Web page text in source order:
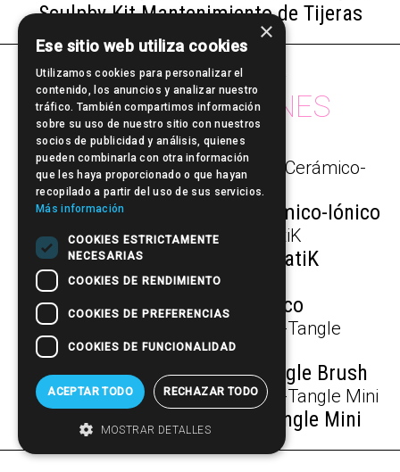
Sculpby Kit Mantenimiento de Tijeras
otros productos deSculp by
CEPILLOS & PEINES
Sculpby IONIC·C - Cepillo Cerámico-Iónico
Peines de Carbono A-StatiK
Sculpby Cepillo Térmico
Cepillo para desenredar i-Tangle Brush
Cepillo para desenredar i-Tangle Mini
×
Ese sitio web utiliza cookies
Utilizamos cookies para personalizar el
contenido, los anuncios y analizar nuestro
tráfico. También compartimos información
sobre su uso de nuestro sitio con nuestros
socios de publicidad y análisis, quienes
pueden combinarla con otra información
que les haya proporcionado o que hayan
recopilado a partir del uso de sus servicios.
Más información
COOKIES ESTRICTAMENTE
NECESARIAS
COOKIES DE RENDIMIENTO
COOKIES DE PREFERENCIAS
COOKIES DE FUNCIONALIDAD
ACEPTAR TODO RECHAZAR TODO
MOSTRAR DETALLES